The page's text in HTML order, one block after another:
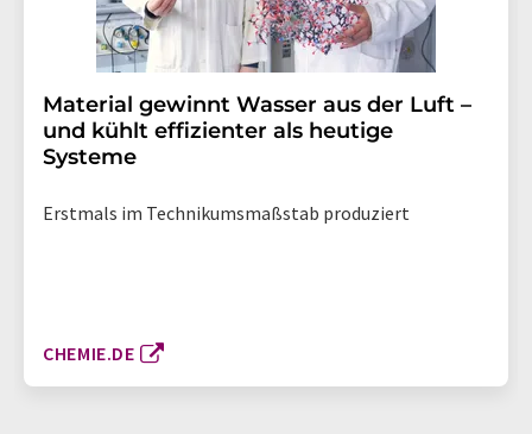
Material gewinnt Wasser aus der Luft –
und kühlt effizienter als heutige
Systeme
Erstmals im Technikumsmaßstab produziert
CHEMIE.DE